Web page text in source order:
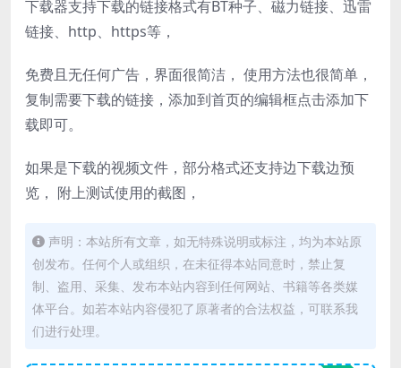
下载器支持下载的链接格式有BT种子、磁力链接、迅雷
链接、http、https等，
免费且无任何广告，界面很简洁， 使用方法也很简单，
复制需要下载的链接，添加到首页的编辑框点击添加下
载即可。
如果是下载的视频文件，部分格式还支持边下载边预
览， 附上测试使用的截图，
声明：本站所有文章，如无特殊说明或标注，均为本站原
创发布。任何个人或组织，在未征得本站同意时，禁止复
制、盗用、采集、发布本站内容到任何网站、书籍等各类媒
体平台。如若本站内容侵犯了原著者的合法权益，可联系我
们进行处理。